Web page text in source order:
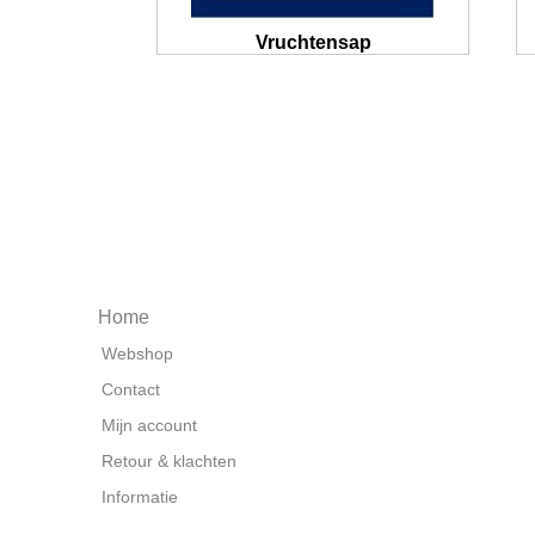
Vruchtensap
Home
Webshop
Contact
Mijn account
Retour & klachten
Informatie